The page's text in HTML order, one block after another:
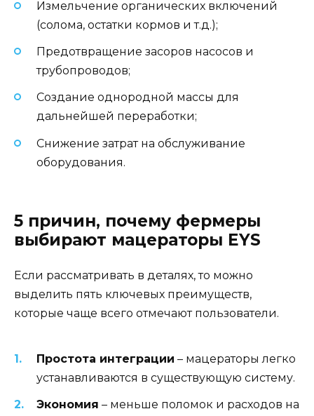
Измельчение органических включений
(солома, остатки кормов и т.д.);
Предотвращение засоров насосов и
трубопроводов;
Создание однородной массы для
дальнейшей переработки;
Снижение затрат на обслуживание
оборудования.
5 причин, почему фермеры
выбирают мацераторы EYS
Если рассматривать в деталях, то можно
выделить пять ключевых преимуществ,
которые чаще всего отмечают пользователи.
Простота интеграции – мацераторы легко
устанавливаются в существующую систему.
Экономия – меньше поломок и расходов на